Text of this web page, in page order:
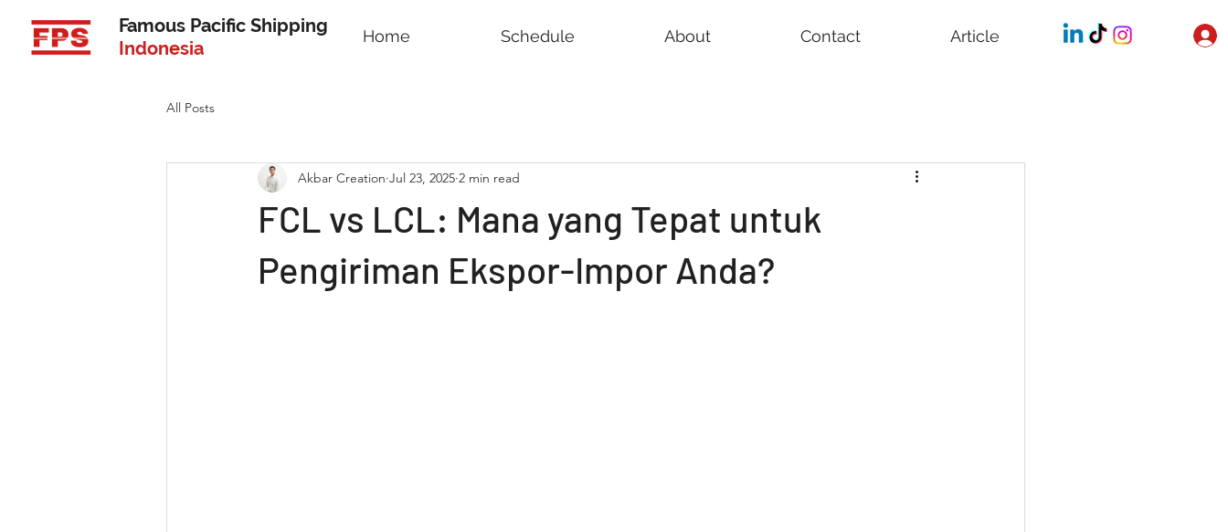
Famous Pacific Shipping
Indonesia
Home Schedule About Contact Article
All Posts
FCL vs LCL: Mana yang Tepat untuk
Pengiriman Ekspor-Impor Anda?
Akbar Creation Jul 23, 2025 2 min read